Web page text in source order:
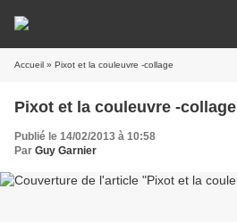
Accueil » Pixot et la couleuvre -collage
Pixot et la couleuvre -collage
Publié le 14/02/2013 à 10:58
Par Guy Garnier